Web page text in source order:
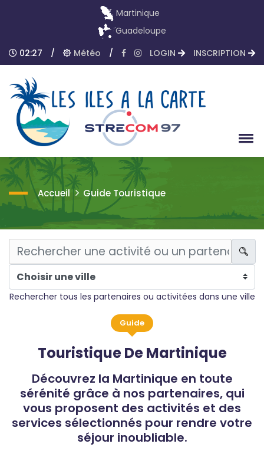
Martinique
Guadeloupe
02:27
/ Météo / LOGIN INSCRIPTION
Accueil Guide Touristique
Rechercher tous les partenaires ou activitées dans une ville
Guide
Touristique De Martinique
Découvrez la Martinique en toute
sérénité grâce à nos partenaires, qui
vous proposent des activités et des
services sélectionnés pour rendre votre
séjour inoubliable.